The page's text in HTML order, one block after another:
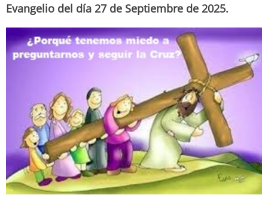
Evangelio del día 27 de Septiembre de 2025.